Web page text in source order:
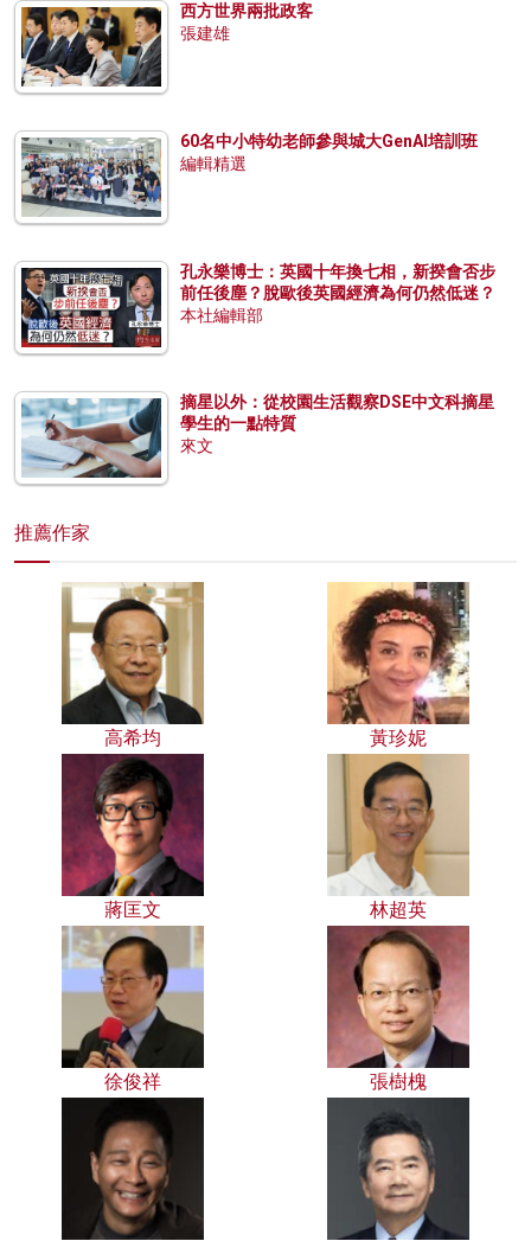
西方世界兩批政客
張建雄
60名中小特幼老師參與城大GenAI培訓班
編輯精選
孔永樂博士：英國十年換七相，新揆會否步
前任後塵？脫歐後英國經濟為何仍然低迷？
本社編輯部
摘星以外：從校園生活觀察DSE中文科摘星
學生的一點特質
來文
推薦作家
高希均 黃珍妮
蔣匡文 林超英
徐俊祥 張樹槐